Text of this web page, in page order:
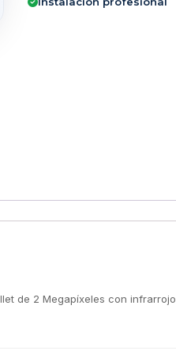
de 2 Megapíxeles con infrarrojo